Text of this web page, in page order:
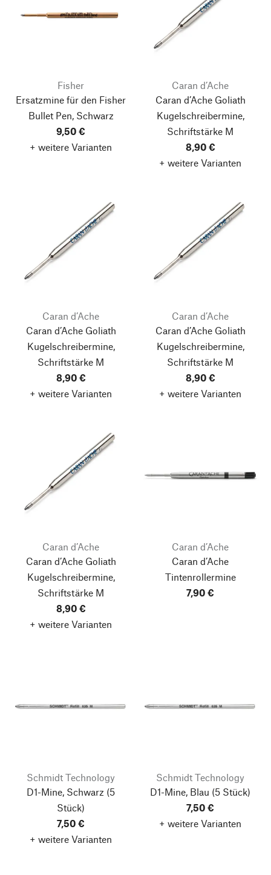
Fisher
Ersatzmine für den Fisher
Bullet Pen, Schwarz
9,50 €
+ weitere Varianten
Caran d’Ache
Caran d’Ache Goliath
Kugelschreibermine,
Schriftstärke M
8,90 €
+ weitere Varianten
Caran d’Ache
Caran d’Ache Goliath
Kugelschreibermine,
Schriftstärke M
8,90 €
+ weitere Varianten
Caran d’Ache
Caran d’Ache Goliath
Kugelschreibermine,
Schriftstärke M
8,90 €
+ weitere Varianten
Caran d’Ache
Caran d’Ache Goliath
Kugelschreibermine,
Schriftstärke M
8,90 €
+ weitere Varianten
Caran d’Ache
Caran d’Ache
Tintenrollermine
7,90 €
Schmidt Technology
D1-Mine, Schwarz (5
Stück)
7,50 €
+ weitere Varianten
Schmidt Technology
D1-Mine, Blau (5 Stück)
7,50 €
+ weitere Varianten